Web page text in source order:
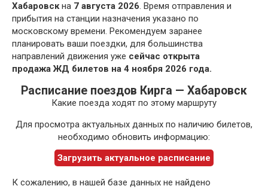
Хабаровскна 7 августа 2026. Время отправления и
прибытия на станции назначения указано по
московскому времени. Рекомендуем заранее
планировать ваши поездки, для большинства
направлений движения уже сейчас открыта
продажа ЖД билетов на 4 ноября 2026 года.
Расписание поездов Кирга — Хабаровск
Какие поезда ходят по этому маршруту
Для просмотра актуальных данных по наличию билетов,
необходимо обновить информацию:
Загрузить актуальное расписание
К сожалению, в нашей базе данных не найдено